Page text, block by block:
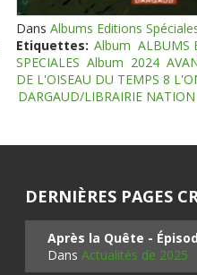
Dans Albums Editions
Etiquettes: Album ALBUMS
SPECIALES Album 2024
DE L'OISEAU DU TEMPS 8
DARGAUD/LIBRAIRIE NATION
DERNIÈRES PAGES
Après la Quête -
Dans Actualités de 2025